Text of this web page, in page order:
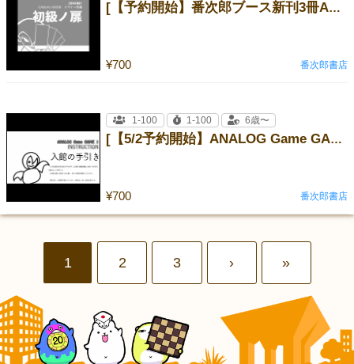
[【予約開始】番次郎ブース新刊3冊ANALOG Game GAME２アナログゲームのなぞなぞブック２、他２冊]
¥700 番次郎書店
[【5/2予約開始】ANALOG Game GAME アナログゲームのなぞなぞブック２ 他]
¥700
1-100 1-100 6歳〜
番次郎書店
1 2 3 › »